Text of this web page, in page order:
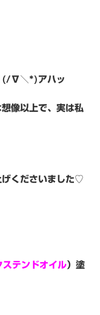
(/∇＼*)アハッ
像以上で、実は私
げくださいました♡
ステンドオイル）塗